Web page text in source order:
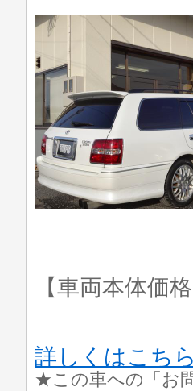
【車両本体価格
詳しくはこちら
★この車への「お